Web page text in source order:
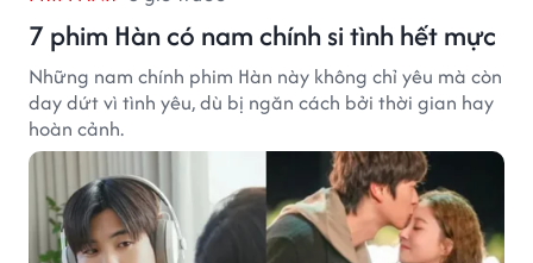
7 phim Hàn có nam chính si tình hết mực
Những nam chính phim Hàn này không chỉ yêu mà còn
day dứt vì tình yêu, dù bị ngăn cách bởi thời gian hay
hoàn cảnh.